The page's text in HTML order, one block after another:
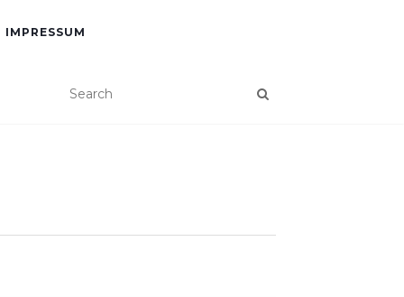
IMPRESSUM